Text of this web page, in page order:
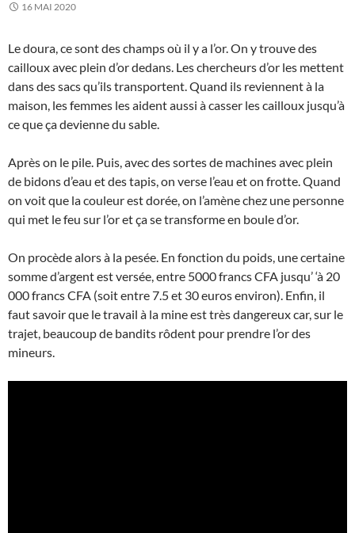
16 MAI 2020
Le doura, ce sont des champs où il y a l’or. On y trouve des
cailloux avec plein d’or dedans. Les chercheurs d’or les mettent
dans des sacs qu’ils transportent. Quand ils reviennent à la
maison, les femmes les aident aussi à casser les cailloux jusqu’à
ce que ça devienne du sable.
Après on le pile. Puis, avec des sortes de machines avec plein
de bidons d’eau et des tapis, on verse l’eau et on frotte. Quand
on voit que la couleur est dorée, on l’amène chez une personne
qui met le feu sur l’or et ça se transforme en boule d’or.
On procède alors à la pesée. En fonction du poids, une certaine
somme d’argent est versée, entre 5000 francs CFA jusqu’ ‘à 20
000 francs CFA (soit entre 7.5 et 30 euros environ). Enfin, il
faut savoir que le travail à la mine est très dangereux car, sur le
trajet, beaucoup de bandits rôdent pour prendre l’or des
mineurs.